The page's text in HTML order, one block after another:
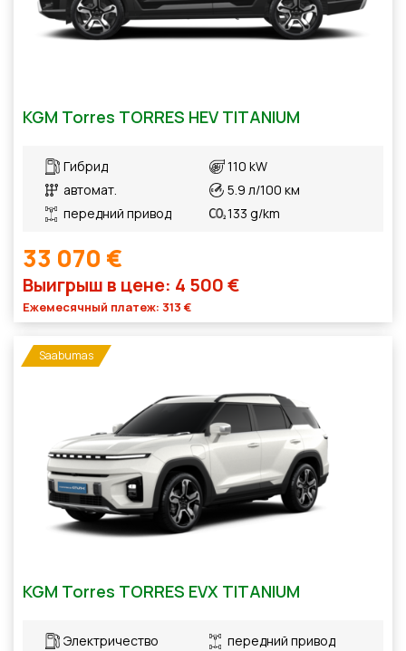
KGM Torres TORRES HEV TITANIUM
Гибрид
автомат.
передний привод
110 kW
5.9 л/100 км
133 g/km
33 070 €
Выигрыш в цене: 4 500 €
Ежемесячный платеж: 313 €
Saabumas
KGM Torres TORRES EVX TITANIUM
Электричество
передний привод